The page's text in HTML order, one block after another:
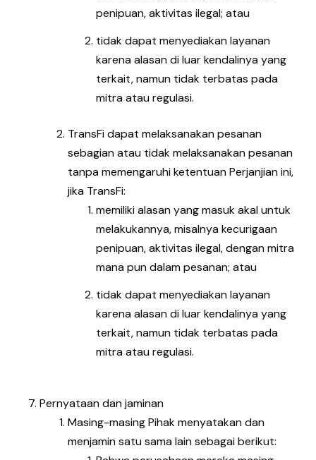
penipuan, aktivitas ilegal; atau
tidak dapat menyediakan layanan
karena alasan di luar kendalinya yang
terkait, namun tidak terbatas pada
mitra atau regulasi.
TransFi dapat melaksanakan pesanan
sebagian atau tidak melaksanakan pesanan
tanpa memengaruhi ketentuan Perjanjian ini,
jika TransFi:
memiliki alasan yang masuk akal untuk
melakukannya, misalnya kecurigaan
penipuan, aktivitas ilegal, dengan mitra
mana pun dalam pesanan; atau
tidak dapat menyediakan layanan
karena alasan di luar kendalinya yang
terkait, namun tidak terbatas pada
mitra atau regulasi.
Pernyataan dan jaminan
Masing-masing Pihak menyatakan dan
menjamin satu sama lain sebagai berikut: